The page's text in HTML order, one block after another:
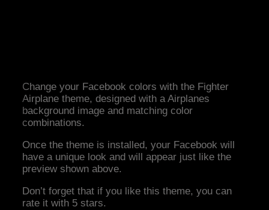
Change your Facebook colors with the Fighter
Airplane theme, designed with a Airplanes
background image and matching color
combinations.
Once the theme is installed, your Facebook will
have a unique look and will appear just like the
preview shown above.
Don’t forget that if you like this theme, you can
rate it with 5 stars.